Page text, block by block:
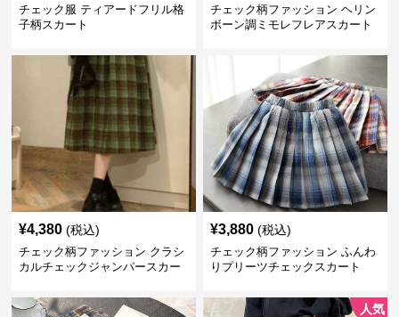
チェック服 ティアードフリル格
子柄スカート
チェック柄ファッション ヘリン
ボーン調ミモレフレアスカート
¥4,380 (税込)
チェック柄ファッション クラシ
カルチェックジャンパースカー
¥3,880 (税込)
チェック柄ファッション ふんわ
りプリーツチェックスカート
人気